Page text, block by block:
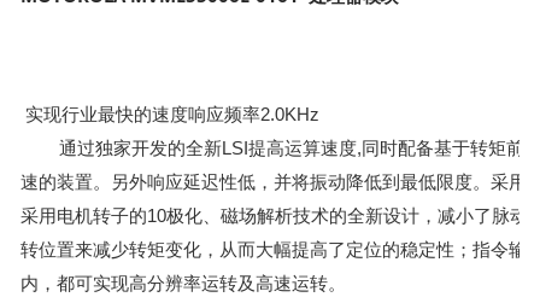
实现行业最快的速度响应频率2.0KHz
通过独家开发的全新LSI提高运算速度,同时配备基于转矩前
速的装置。另外响应延迟性低，并将振动降低到最低限度。采
采用电机转子的10极化、磁场解析技术的全新设计，减小了脉
转位置来减少转矩变化，从而大幅提高了定位的稳定性；指令
内，都可实现高分辨率运转及高速运转。